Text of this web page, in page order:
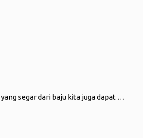
segar dari baju kita juga dapat …